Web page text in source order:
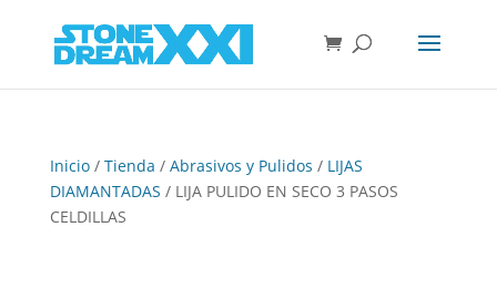
Inicio/ Tienda / Abrasivos y Pulidos / LIJAS
DIAMANTADAS / LIJA PULIDO EN SECO 3 PASOS
CELDILLAS